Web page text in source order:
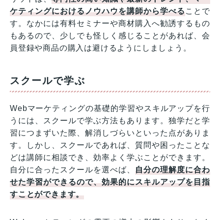
ケティングにおけるノウハウを講師から学べることで
す。なかには有料セミナーや商材購入へ勧誘するもの
もあるので、少しでも怪しく感じることがあれば、会
員登録や商品の購入は避けるようにしましょう。
スクールで学ぶ
Webマーケティングの基礎的学習やスキルアップを行
うには、スクールで学ぶ方法もあります。独学だと学
習につまずいた際、解消しづらいといった点がありま
す。しかし、スクールであれば、質問や困ったことな
どは講師に相談でき、効率よく学ぶことができます。
自分に合ったスクールを選べば、自分の理解度に合わ
せた学習ができるので、効果的にスキルアップを目指
すことができます。